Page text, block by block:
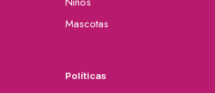
Mascotas
Políticas